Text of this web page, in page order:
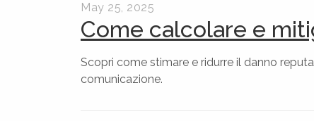
May 25, 2025
Come calcolare e
Scopri come stimare e ridurre il danno
comunicazione.